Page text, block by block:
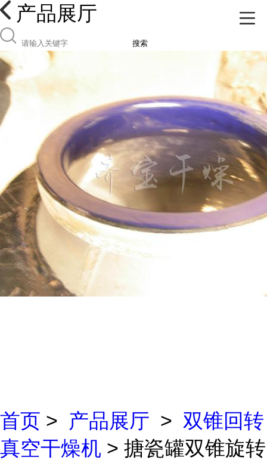
产品展厅
搜索
首页 > 产品展厅 > 双锥回转
真空干燥机 > 搪瓷罐双锥旋转